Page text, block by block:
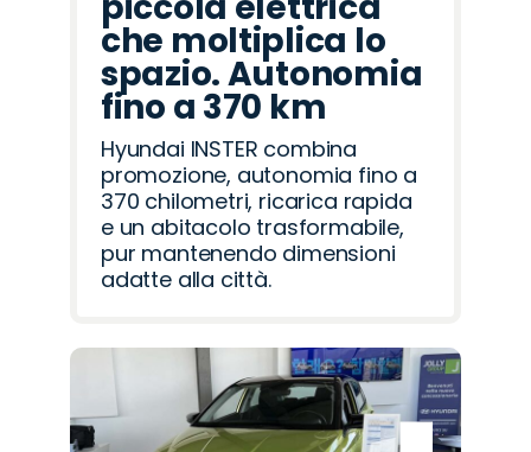
che moltiplica lo
spazio. Autonomia
fino a 370 km
Hyundai INSTER combina
promozione, autonomia fino a
370 chilometri, ricarica rapida
e un abitacolo trasformabile,
pur mantenendo dimensioni
adatte alla città.